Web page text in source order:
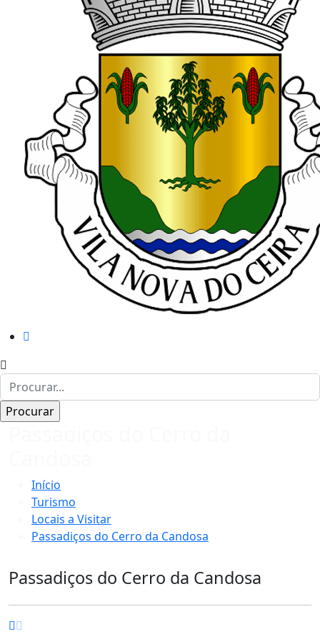
Início
Turismo
Locais a Visitar
Passadiços do Cerro da Candosa
Passadiços do Cerro da Candosa